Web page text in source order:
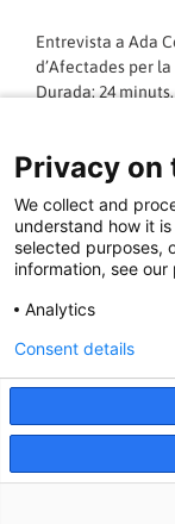
Entrevista a Ada
d’Afectades per
Durada: 24 minuts.
de que sense lluita
LLEGIR MÉS »
Privacy on
We collect and
understand how it
selected purposes,
information, see
Analytics
Consent details